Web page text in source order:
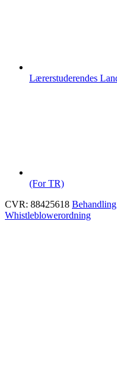
Lærerstuderendes
(For TR)
CVR: 88425618
Whistleblowerordning